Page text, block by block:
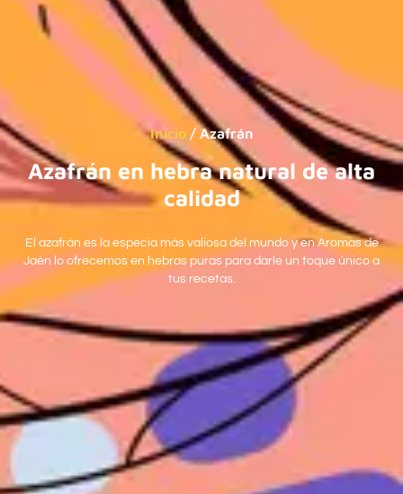
Inicio/ Azafrán
Azafrán en hebra natural de alta
calidad
El azafrán es la especia más valiosa del mundo y en Aromas de
Jaén lo ofrecemos en hebras puras para darle un toque único a
tus recetas.